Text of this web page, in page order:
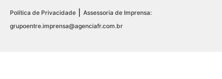
Política de Privacidade
Assessoria de Imprensa:
grupoentre.imprensa@agenciafr.com.br